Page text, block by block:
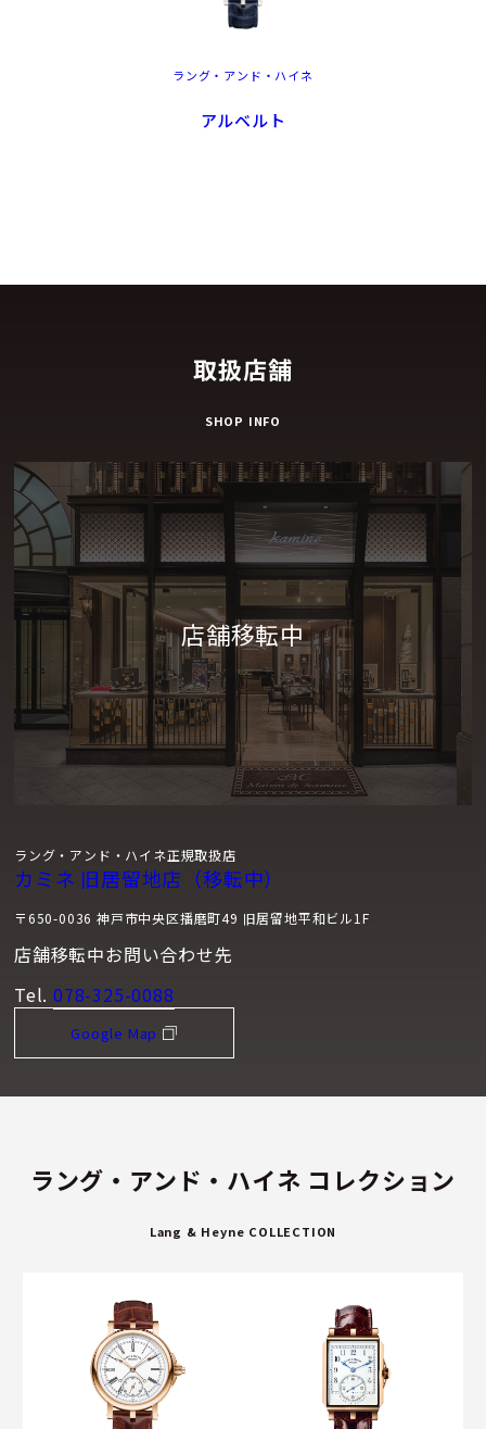
ラング・アンド・ハイネ
アルベルト
取扱店舗
SHOP INFO
ラング・アンド・ハイネ正規取扱店
カミネ 旧居留地店（移転中）
〒650-0036 神戸市中央区播磨町49 旧居留地平和ビル1F
店舗移転中お問い合わせ先
Tel. 078-325-0088
Google Map
ラング・アンド・ハイネ コレクション
Lang & Heyne COLLECTION